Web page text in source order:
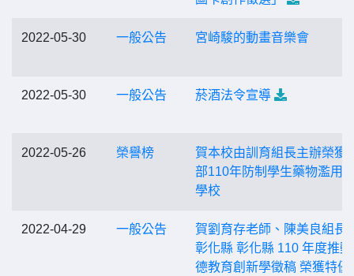
2022-05-30 一般公告 宮崎駿的動畫音樂會
2022-05-30 一般公告 菸酒法令宣導
2022-05-26 榮譽榜
賀本校由訓育組長主辦榮獲
部110年防制學生藥物濫用
學校
2022-04-29 一般公告
賀劉育存老師、陳美良組長
彰化縣 彰化縣 110 年度推
德教育創新學徵稿 榮獲特優